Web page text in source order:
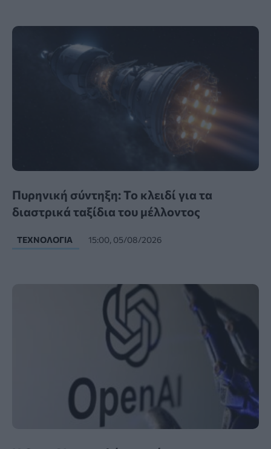
Πυρηνική σύντηξη: Το κλειδί για τα
διαστρικά ταξίδια του μέλλοντος
ΤΕΧΝΟΛΟΓΊΑ 15:00, 05/08/2026